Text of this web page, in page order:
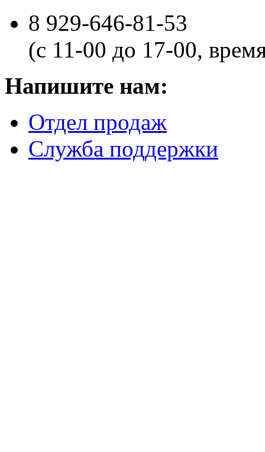
8 929-646-81-53
(с 11-00 до 17-00,
Напишите нам:
Отдел продаж
Служба поддержки